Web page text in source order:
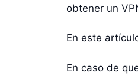
obtener un
En este
En caso de